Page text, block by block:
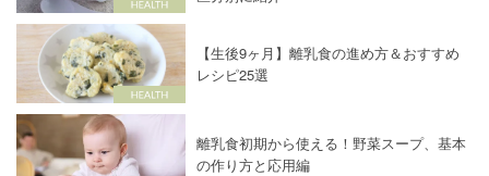
【生後9ヶ月】離乳食の進め方＆おすすめ
レシピ25選
離乳食初期から使える！野菜スープ、基本
の作り方と応用編